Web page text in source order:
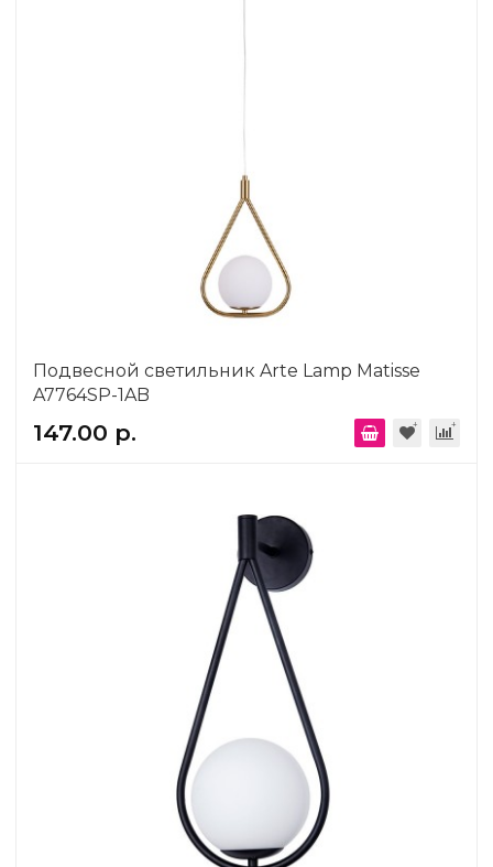
Подвесной светильник Arte Lamp Matisse
A7764SP-1AB
147.00 р.